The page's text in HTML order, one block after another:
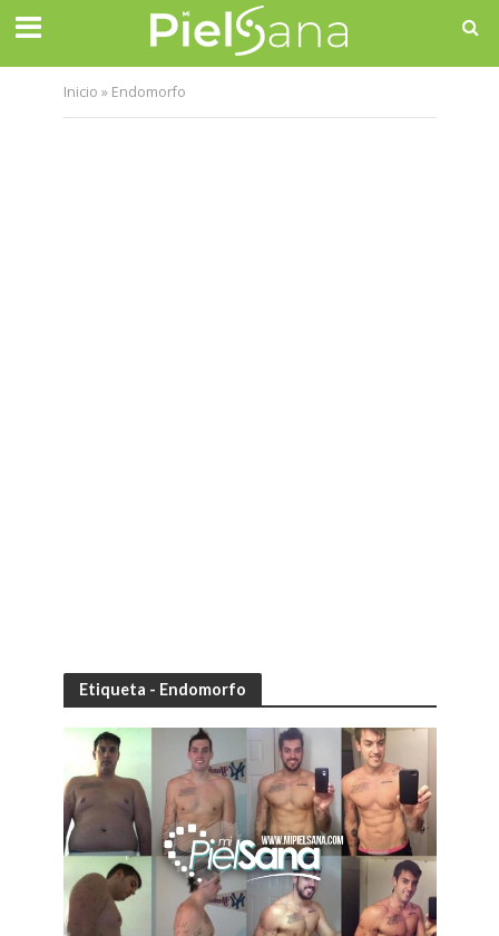
Inicio » Endomorfo
Etiqueta - Endomorfo